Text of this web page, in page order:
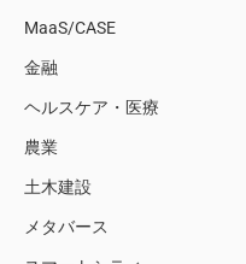
MaaS/CASE
金融
ヘルスケア・医療
農業
土木建設
メタバース